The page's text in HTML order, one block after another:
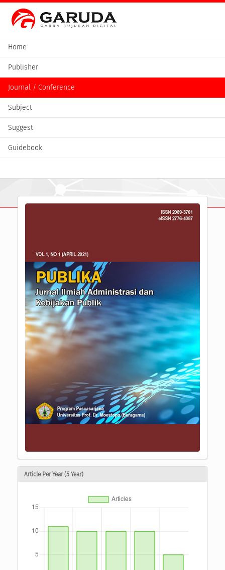
Home
Publisher
Journal / Conference
Subject
Suggest
Guidebook
Article Per Year (5 Year)